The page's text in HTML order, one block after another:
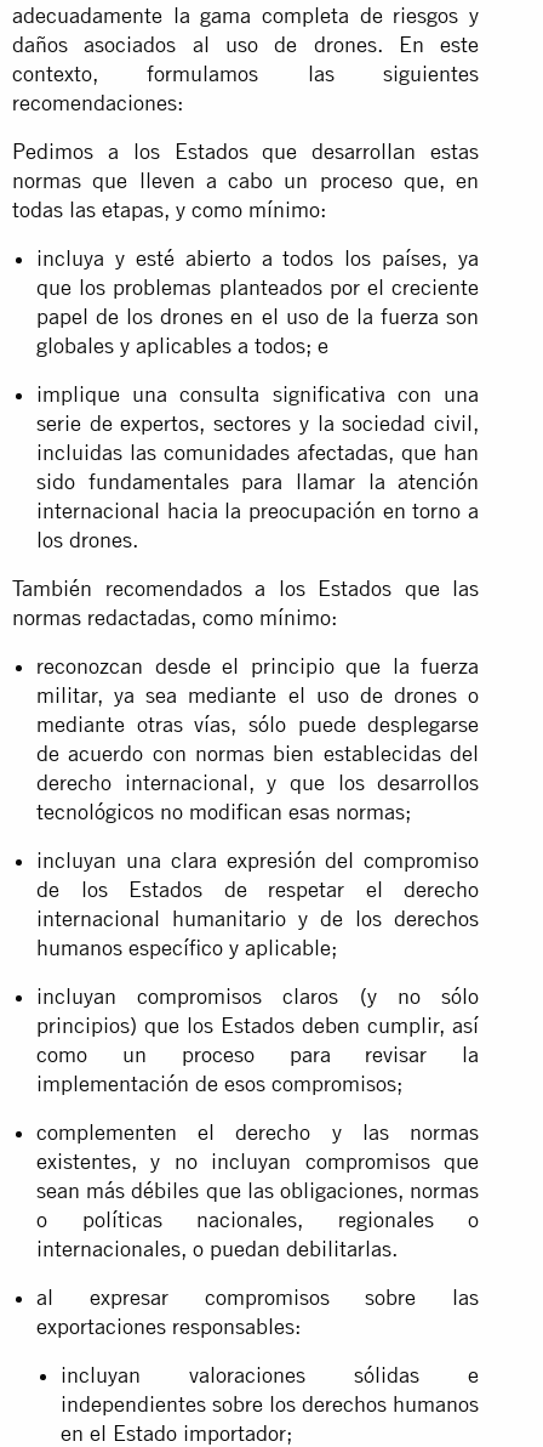
adecuadamente la gama completa de riesgos y
daños asociados al uso de drones. En este
contexto, formulamos las siguientes
recomendaciones:
Pedimos a los Estados que desarrollan estas
normas que lleven a cabo un proceso que, en
todas las etapas, y como mínimo:
incluya y esté abierto a todos los países, ya
que los problemas planteados por el creciente
papel de los drones en el uso de la fuerza son
globales y aplicables a todos; e
implique una consulta significativa con una
serie de expertos, sectores y la sociedad civil,
incluidas las comunidades afectadas, que han
sido fundamentales para llamar la atención
internacional hacia la preocupación en torno a
los drones.
También recomendados a los Estados que las
normas redactadas, como mínimo:
reconozcan desde el principio que la fuerza
militar, ya sea mediante el uso de drones o
mediante otras vías, sólo puede desplegarse
de acuerdo con normas bien establecidas del
derecho internacional, y que los desarrollos
tecnológicos no modifican esas normas;
incluyan una clara expresión del compromiso
de los Estados de respetar el derecho
internacional humanitario y de los derechos
humanos específico y aplicable;
incluyan compromisos claros (y no sólo
principios) que los Estados deben cumplir, así
como un proceso para revisar la
implementación de esos compromisos;
complementen el derecho y las normas
existentes, y no incluyan compromisos que
sean más débiles que las obligaciones, normas
o políticas nacionales, regionales o
internacionales, o puedan debilitarlas.
al expresar compromisos sobre las
exportaciones responsables:
incluyan valoraciones sólidas e
independientes sobre los derechos humanos
en el Estado importador;